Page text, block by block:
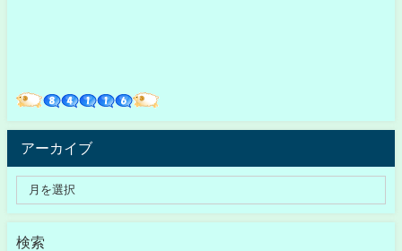
アーカイブ
検索